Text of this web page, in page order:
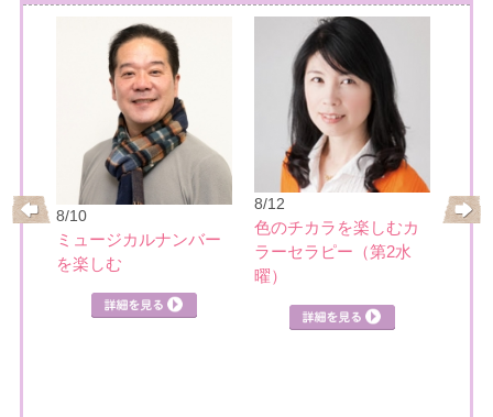
ぐ
8/10
ミュージカルナンバー
を楽しむ
8/12
色のチカラを楽しむカ
ラーセラピー（第2水
曜）
リー